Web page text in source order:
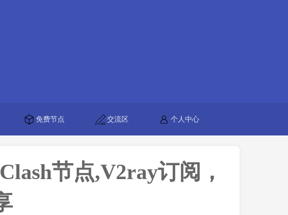
免费节点 交流区 个人中心
节点,V2ray订阅，